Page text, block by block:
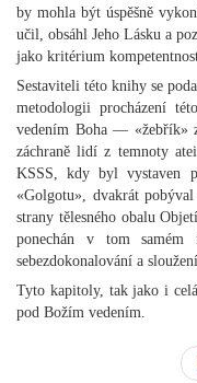
by mohla být úspěšně
učil, obsáhl Jeho Lásku a
jako kritérium
Sestaviteli této knihy se
metodologii procházení
vedením Boha — «žebřík»
záchraně lidí z temnoty
KSSS, kdy byl vystaven
«Golgotu», dvakrát
strany tělesného obalu
ponechán v tom
sebezdokonalování a
Tyto kapitoly, tak jako i
pod Božím vedením.